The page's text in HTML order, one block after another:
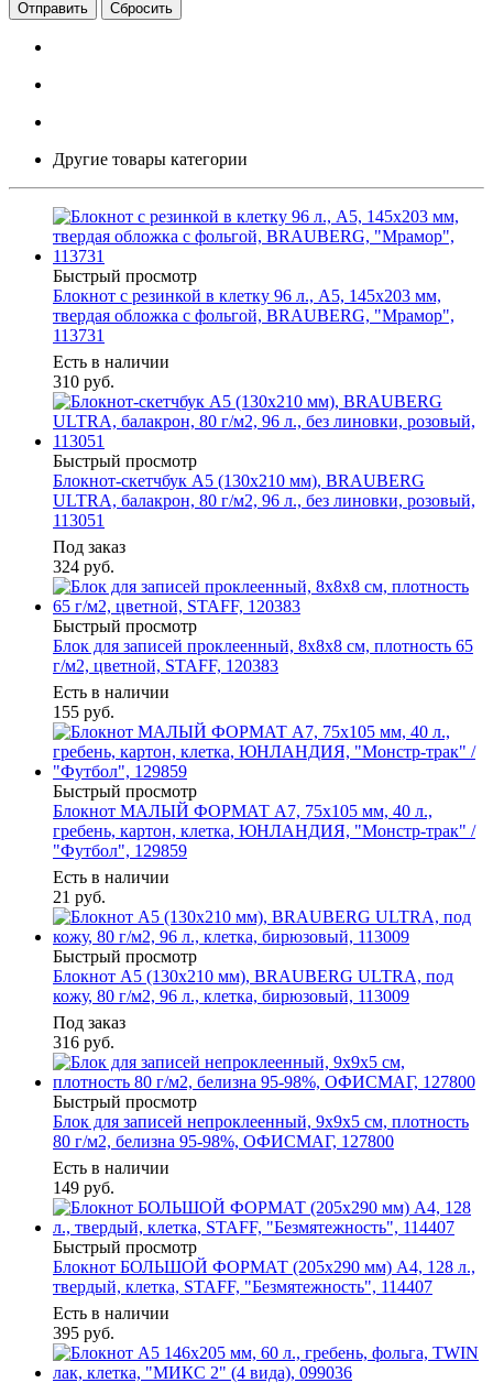
Сбросить
Другие товары категории
Быстрый просмотр
Блокнот с резинкой в клетку 96 л., А5, 145х203 мм,
твердая обложка с фольгой, BRAUBERG, "Мрамор",
113731
Есть в наличии
310 руб.
Быстрый просмотр
Блокнот-скетчбук А5 (130х210 мм), BRAUBERG
ULTRA, балакрон, 80 г/м2, 96 л., без линовки, розовый,
113051
Под заказ
324 руб.
Быстрый просмотр
Блок для записей проклеенный, 8х8х8 см, плотность 65
г/м2, цветной, STAFF, 120383
Есть в наличии
155 руб.
Быстрый просмотр
Блокнот МАЛЫЙ ФОРМАТ А7, 75х105 мм, 40 л.,
гребень, картон, клетка, ЮНЛАНДИЯ, "Монстр-трак" /
"Футбол", 129859
Есть в наличии
21 руб.
Быстрый просмотр
Блокнот А5 (130х210 мм), BRAUBERG ULTRA, под
кожу, 80 г/м2, 96 л., клетка, бирюзовый, 113009
Под заказ
316 руб.
Быстрый просмотр
Блок для записей непроклеенный, 9х9х5 см, плотность
80 г/м2, белизна 95-98%, ОФИСМАГ, 127800
Есть в наличии
149 руб.
Быстрый просмотр
Блокнот БОЛЬШОЙ ФОРМАТ (205х290 мм) А4, 128 л.,
твердый, клетка, STAFF, "Безмятежность", 114407
Есть в наличии
395 руб.